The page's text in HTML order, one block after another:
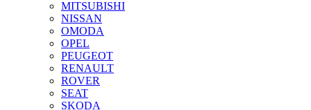
MITSUBISHI
NISSAN
OMODA
OPEL
PEUGEOT
RENAULT
ROVER
SEAT
SKODA